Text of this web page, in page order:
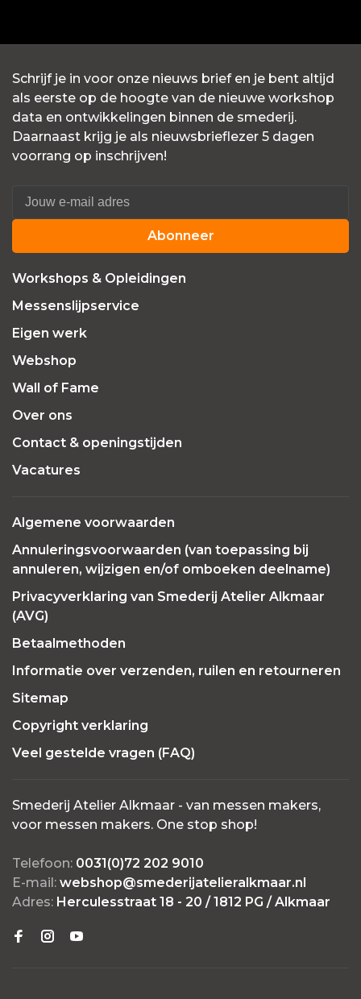
Schrijf je in voor onze nieuws brief en je bent altijd
als eerste op de hoogte van de nieuwe workshop
data en ontwikkelingen binnen de smederij.
Daarnaast krijg je als nieuwsbrieflezer 5 dagen
voorrang op inschrijven!
Abonneer
Workshops & Opleidingen
Messenslijpservice
Eigen werk
Webshop
Wall of Fame
Over ons
Contact & openingstijden
Vacatures
Algemene voorwaarden
Annuleringsvoorwaarden (van toepassing bij
annuleren, wijzigen en/of omboeken deelname)
Privacyverklaring van Smederij Atelier Alkmaar
(AVG)
Betaalmethoden
Informatie over verzenden, ruilen en retourneren
Sitemap
Copyright verklaring
Veel gestelde vragen (FAQ)
Smederij Atelier Alkmaar - van messen makers,
voor messen makers. One stop shop!
Telefoon: 0031(0)72 202 9010
E-mail: webshop@smederijatelieralkmaar.nl
Adres: Herculesstraat 18 - 20 / 1812 PG / Alkmaar